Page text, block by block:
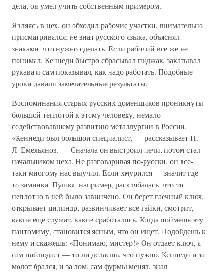
дела, он умел учить собственным примером.
Являясь в цех, он обходил рабочие участки, внимательно
присматривался; не зная русского языка, объяснял
знаками, что нужно сделать. Если рабочий все же не
понимал, Кеннеди быстро сбрасывал пиджак, закатывал
рукава и сам показывал, как надо работать. Подобные
уроки давали замечательные результаты.
Воспоминания старых русских доменщиков проникнуты
большой теплотой к этому человеку, немало
содействовавшему развитию металлургии в России.
«Кеннеди был большой специалист, — рассказывает Н.
Л. Емельянов. — Сначала он выстроил печи, потом стал
начальником цеха. Не разговаривая по-русски, он все-
таки многому нас выучил. Если хмурился — значит где-
то заминка. Пушка, например, расхлябалась, что-то
неплотно в ней было завинчено. Он берет гаечный ключ,
открывает цилиндр, развинчивает все гайки, смотрит,
какие еще служат, какие сработались. Когда поймешь эту
пантомиму, становится ясным, что он ищет. Подойдешь к
нему и скажешь: «Понимаю, мистер!» Он отдает ключ, а
сам наблюдает — то ли делаешь, что нужно. Кеннеди и за
молот брался, и за лом, сам фурмы менял, знал